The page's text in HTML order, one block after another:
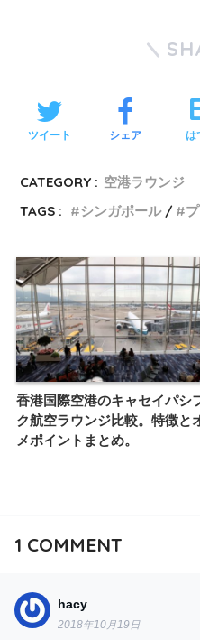
ツイート シェア は
CATEGORY : 空港ラウンジ
TAGS :
シンガポール
香港国際空港のキャセイパシ
ク航空ラウンジ比較。特徴と
メポイントまとめ。
1 COMMENT
hacy
2018年10月19日